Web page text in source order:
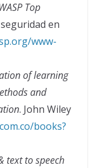
Top
en
www-
of learning
and
. John Wiley
books?
text to speech